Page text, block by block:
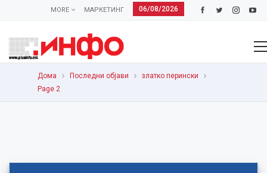
06/08/2026
МАРКЕТИНГ
MORE
Дома Последни објави
златко перински
Page 2